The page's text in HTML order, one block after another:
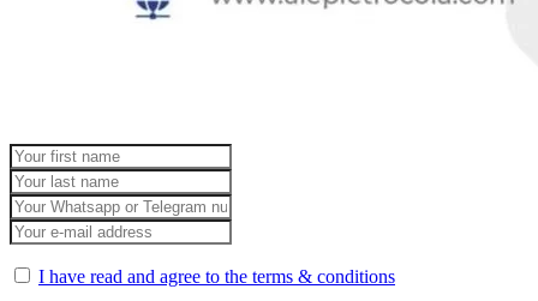
I have read and agree to the terms & conditions